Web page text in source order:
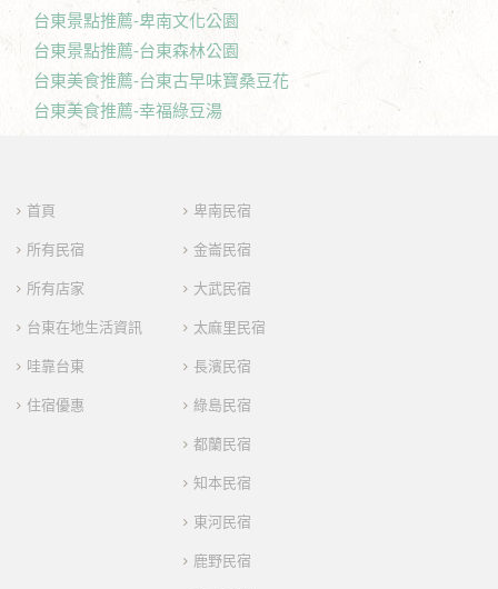
台東景點推薦-卑南文化公園
台東景點推薦-台東森林公園
台東美食推薦-台東古早味寶桑豆花
台東美食推薦-幸福綠豆湯
首頁
所有民宿
所有店家
台東在地生活資訊
哇靠台東
住宿優惠
卑南民宿
金崙民宿
大武民宿
太麻里民宿
長濱民宿
綠島民宿
都蘭民宿
知本民宿
東河民宿
鹿野民宿